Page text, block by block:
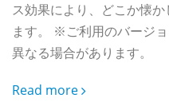
ス効果により、どこか懐
ます。 ※ご利用のバージ
異なる場合があります。
Read more